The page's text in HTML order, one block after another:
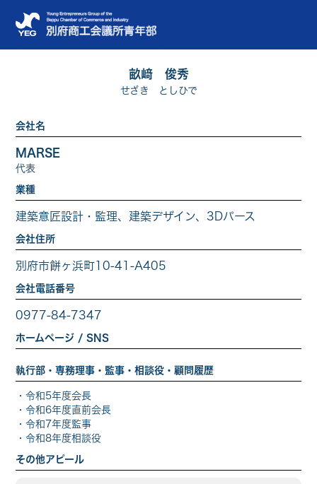
畝﨑 俊秀
せざき としひで
会社名
MARSE
代表
業種
建築意匠設計・監理、建築デザイン、3Dパース
会社住所
別府市餅ヶ浜町10-41-A405
会社電話番号
0977-84-7347
ホームページ / SNS
執行部・専務理事・監事・相談役・顧問履歴
・ 令和5年度会長
・ 令和6年度直前会長
・ 令和7年度監事
・ 令和8年度相談役
その他アピール